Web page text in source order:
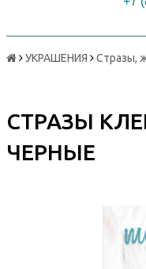
УКРАШЕНИЯ Стразы,
СТРАЗЫ
ЧЕРНЫЕ